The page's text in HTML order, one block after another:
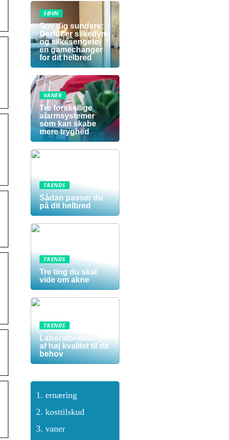
SØVN
Sov dig sundere:
Derfor er silkedyne
og silkesengetøj
en gamechanger
for dit helbred
VANER
Tre forskellige
alarmsystemer
som kan skabe
mere tryghed
TRENDS
Sådan passer du
på dit helbred
TRENDS
Tre ting du skal
vide om akne
TRENDS
Laboratorieudstyr
af høj kvalitet til dit
behov
ernæring
kosttilskud
vaner